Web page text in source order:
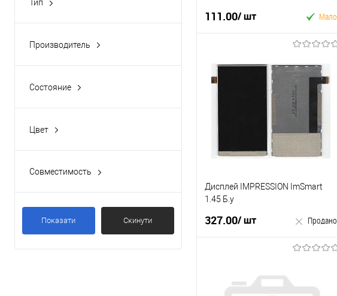
Тип
Производитель
Состояние
Цвет
Совместимость
Показати Скинути
111.00/ шт Мало
До
порівняння
Дисплей IMPRESSION ImSmart
1.45 Б.у
327.00/ шт Продано
Купити в 1 клік